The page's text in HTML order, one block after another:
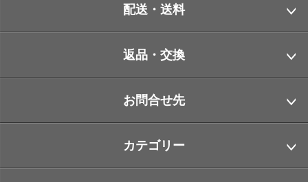
配送・送料
返品・交換
お問合せ先
カテゴリー